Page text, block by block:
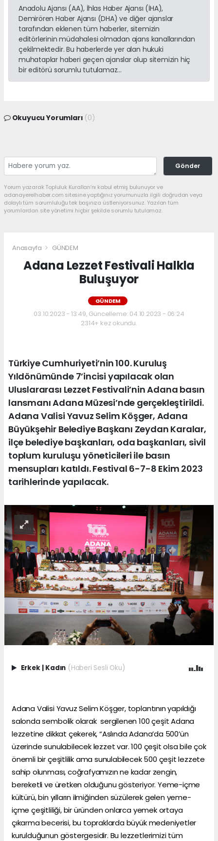
Anadolu Ajansı (AA), İhlas Haber Ajansı (İHA),
Demirören Haber Ajansı (DHA) ve diğer ajanslar
tarafından eklenen tüm haberler, sitemizin
editörlerinin müdahalesi olmadan ajans kanallarından
çekilmektedir. Bu haberlerde yer alan hukuki
muhataplar haberi geçen ajanslar olup sitemizin hiç
bir editörü sorumlu tutulamaz...
Okuyucu Yorumları (0)
Gönder
Yorum yazarak Topluluk Kuralları’nı kabul etmiş bulunuyor ve
adanayerelhaber.com sitesine yaptığınız yorumunuzla ilgili doğrudan veya
dolaylı tüm sorumluluğu tek başınıza üstleniyorsunuz. Yazılan tüm
yorumlardan site yönetimi hiçbir şekilde sorumlu tutulamaz.
Anasayfa GÜNDEM
Adana Lezzet Festivali Halkla
Buluşuyor
GÜNDEM
03.10.2023 - 13:49, Güncelleme: 04.10.2023 - 06:24
2314+ kez okundu.
Türkiye Cumhuriyeti’nin 100. Kuruluş
Yıldönümünde 7’incisi yapılacak olan
Uluslararası Lezzet Festivali’nin Adana basın
lansmanı Adana Müzesi’nde gerçekleştirildi.
Adana Valisi Yavuz Selim Köşger, Adana
Büyükşehir Belediye Başkanı Zeydan Karalar,
ilçe belediye başkanları, oda başkanları, sivil
toplum kuruluşu yöneticileri ile basın
mensupları katıldı. Festival 6-7-8 Ekim 2023
tarihlerinde yapılacak.
Erkek | Kadın (Haberi Sesli Oku)
Adana Valisi Yavuz Selim Köşger, toplantının yapıldığı
salonda sembolik olarak sergilenen 100 çeşit Adana
lezzetine dikkat çekerek, “Aslında Adana’da 500’ün
üzerinde sunulabilecek lezzet var. 100 çeşit olsa bile çok
önemli bir çeşitlilik ama sunulabilecek 500 çeşit lezzete
sahip olunması, coğrafyamızın ne kadar zengin,
bereketli ve üretken olduğunu gösteriyor. Yeme-içme
kültürü, bin yılların ilmiğinden süzülerek gelen yeme-
içme çeşitliliği, bir üründen onlarca yemek ortaya
çıkarma becerisi, bu topraklarda büyük medeniyetler
kurulduğunun göstergesidir. Bu lezzetlerimizi tüm